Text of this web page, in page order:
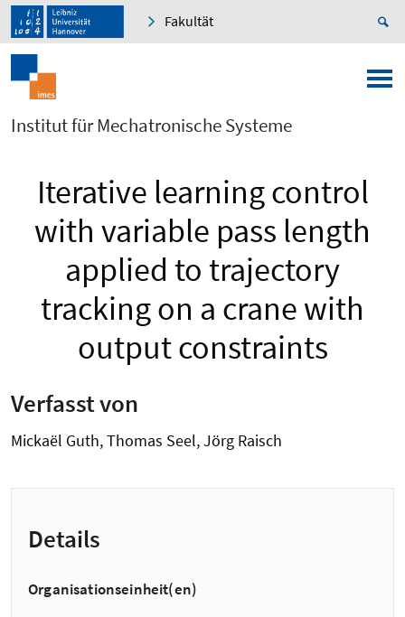
Fakultät
Institut für Mechatronische Systeme
Iterative learning control
with variable pass length
applied to trajectory
tracking on a crane with
output constraints
Verfasst von
Mickaël Guth, Thomas Seel, Jörg Raisch
Details
Organisationseinheit(en)